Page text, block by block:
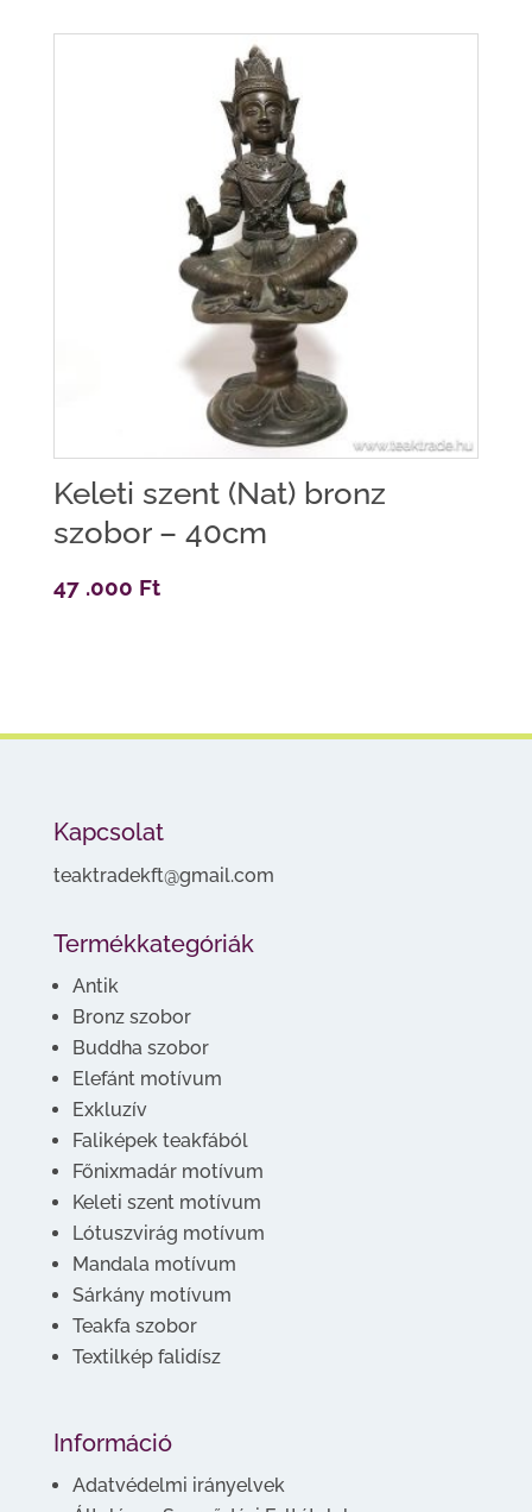
Keleti szent (Nat) bronz
szobor – 40cm
47 .000 Ft
Kapcsolat
teaktradekft@gmail.com
Termékkategóriák
Antik
Bronz szobor
Buddha szobor
Elefánt motívum
Exkluzív
Faliképek teakfából
Főnixmadár motívum
Keleti szent motívum
Lótuszvirág motívum
Mandala motívum
Sárkány motívum
Teakfa szobor
Textilkép falidísz
Információ
Adatvédelmi irányelvek